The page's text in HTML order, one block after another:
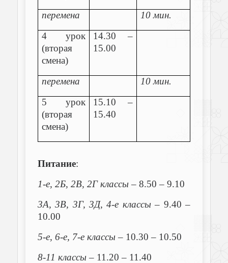
перемена
10 мин.
4 урок
(вторая
смена)
14.30 –
15.00
перемена
10 мин.
5 урок
(вторая
смена)
15.10 –
15.40
Питание:
1-е, 2Б, 2В, 2Г классы – 8.50 – 9.10
3А, 3В, 3Г, 3Д, 4-е классы – 9.40 –
10.00
5-е, 6-е, 7-е классы– 10.30 – 10.50
8-11 классы – 11.20 – 11.40